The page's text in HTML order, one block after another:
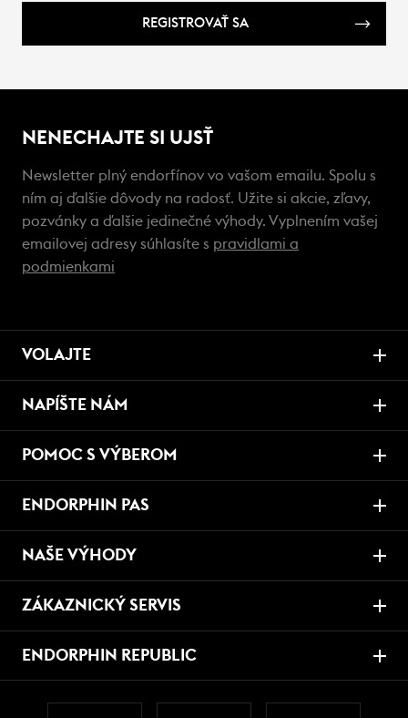
REGISTROVAŤ SA
NENECHAJTE SI UJSŤ
Newsletter plný endorfínov vo vašom emailu. Spolu s
ním aj ďalšie dôvody na radosť. Užite si akcie, zľavy,
pozvánky a ďalšie jedinečné výhody. Vyplnením vašej
emailovej adresy súhlasíte s pravidlami a
podmienkami
VOLAJTE
NAPÍŠTE NÁM
POMOC S VÝBEROM
ENDORPHIN PAS
NAŠE VÝHODY
ZÁKAZNICKÝ SERVIS
ENDORPHIN REPUBLIC